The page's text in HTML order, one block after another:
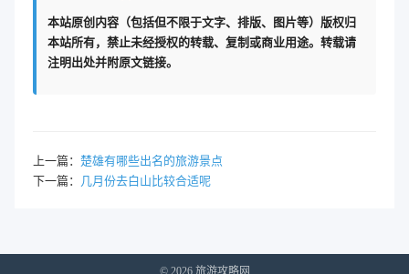
本站原创内容（包括但不限于文字、排版、图片等）版权归
本站所有，禁止未经授权的转载、复制或商业用途。转载请
注明出处并附原文链接。
上一篇： 楚雄有哪些出名的旅游景点
下一篇： 几月份去白山比较合适呢
© 2026 旅游攻略网